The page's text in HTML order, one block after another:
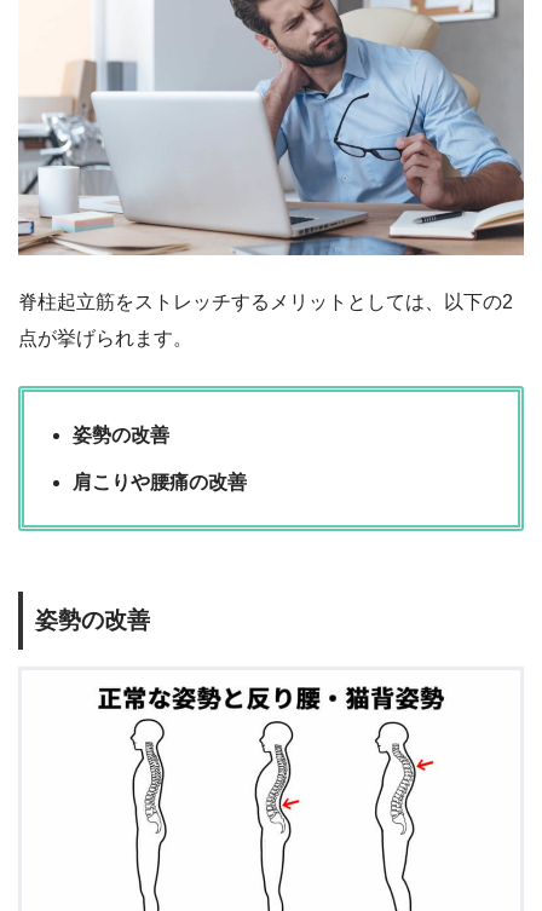
脊柱起立筋をストレッチするメリットとしては、以下の2
点が挙げられます。
姿勢の改善
肩こりや腰痛の改善
姿勢の改善